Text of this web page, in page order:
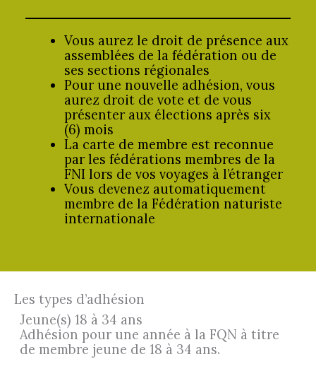
Vous aurez le droit de présence aux
assemblées de la fédération ou de
ses sections régionales
Pour une nouvelle adhésion, vous
aurez droit de vote et de vous
présenter aux élections après six
(6) mois
La carte de membre est reconnue
par les fédérations membres de la
FNI lors de vos voyages à l’étranger
Vous devenez automatiquement
membre de la Fédération naturiste
internationale
Les types d’adhésion
Jeune(s) 18 à 34 ans
Adhésion pour une année à la FQN à titre
de membre jeune de 18 à 34 ans.